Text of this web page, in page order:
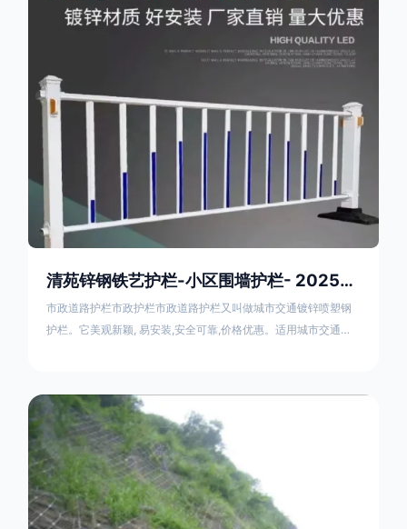
连接固定。其表面通常采用镀锌、喷塑或浸塑处理，以增强耐腐
清苑锌钢铁艺护栏-小区围墙护栏- 2025年17631598285新报价
市政道路护栏市政护栏市政道路护栏又叫做城市交通镀锌喷塑钢
护栏。它美观新颖, 易安装,安全可靠,价格优惠。适用城市交通要
隔离栏，市政道路隔离护栏，人行道路护栏，机动与非机动隔离
护栏、道路中心隔离护栏、带广告牌道路隔离护栏、河道安全护
栏、草坪花坛护栏等市政道路隔离护栏规格齐全、品种多，可以
任